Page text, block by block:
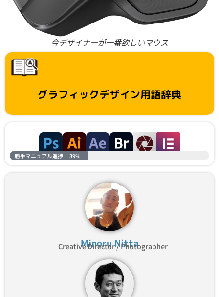
今デザイナーが一番欲しいマウス
グラフィックデザイン用語辞典
勝手マニュアル進捗 39%
Minoru Nitta
Creative Director / Photographer